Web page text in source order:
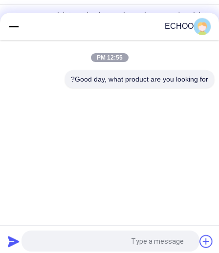
قطعات بولدوزر زیر شاسی برای هر مدل بولدوزر قطعات مسیر
نیمه سال گارانتی زمان
درخواست نقل قول
ECHOO
12:55 PM
Good day, what product are you looking for?